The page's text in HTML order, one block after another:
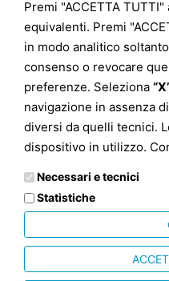
Premi "ACCETTA
equivalenti. Premi
in modo analitico
consenso o revocare
preferenze. Seleziona
navigazione in assenza
diversi da quelli tecnici.
dispositivo in utilizzo.
Necessari e tecnici
Statistiche